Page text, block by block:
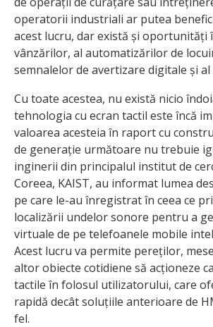
operatorii industriali ar putea
acest lucru, dar există și oportunități
vânzărilor, al automatizărilor de
semnalelor de avertizare digitale și
Cu toate acestea, nu există nicio
tehnologia cu ecran tactil este încă
valoarea acesteia în raport cu
de generație următoare nu trebuie
inginerii din principalul institut de
Coreea, KAIST, au informat lumea
pe care le-au înregistrat în ceea ce
localizării undelor sonore pentru a
virtuale de pe telefoanele mobile
Acest lucru va permite pereților,
altor obiecte cotidiene să acționeze
tactile în folosul utilizatorului, care
rapidă decât soluțiile anterioare de
fel.